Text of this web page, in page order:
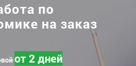
по
на заказ
от 2 дней